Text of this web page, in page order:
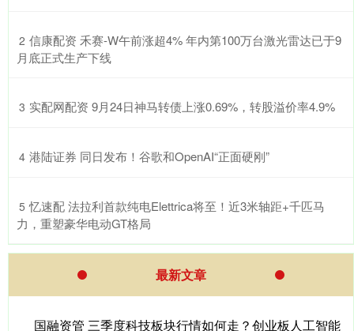
2 ​信康配资 禾赛-W午前涨超4% 年内第100万台激光雷达已于9
月底正式生产下线
3 ​实配网配资 9月24日神马转债上涨0.69%，转股溢价率4.9%
4 ​港陆证券 同日发布！谷歌和OpenAI“正面硬刚”
5 ​忆速配 法拉利首款纯电Elettrica将至！近3米轴距+千匹马
力，重塑豪华电动GT格局
最新文章
国融资管 三季度科技板块行情如何走？创业板人工智能